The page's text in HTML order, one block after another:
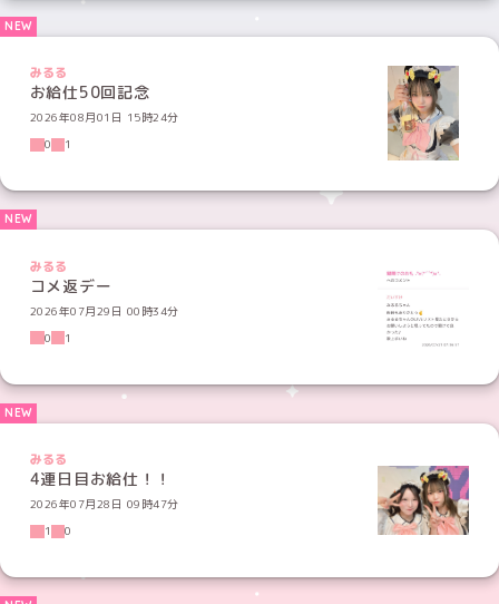
みるる
お給仕50回記念
2026年08月01日 15時24分
0
1
みるる
コメ返デー
2026年07月29日 00時34分
0
1
みるる
4連日目お給仕！！
2026年07月28日 09時47分
1
0